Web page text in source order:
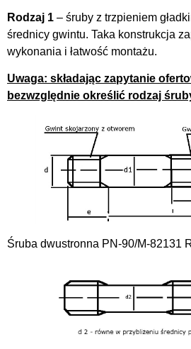
Rodzaj 1 – śruby z trzpieniem
średnicy gwintu. Taka konstrukcja
wykonania i łatwość montażu.
Uwaga: składając zapytanie
bezwzględnie określić rodzaj
Śruba dwustronna PN-90/M-82131